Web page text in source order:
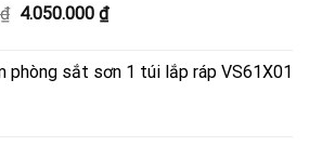
₫ Giá
4.500.000 ₫.
4.050.000 ₫Giá
là:
phòng sắt sơn 1 túi lắp ráp VS61X01